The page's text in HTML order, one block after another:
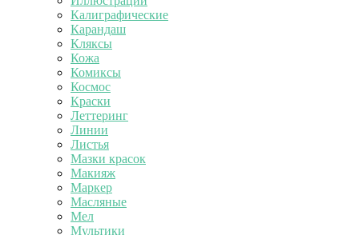
Калиграфические
Карандаш
Кляксы
Кожа
Комиксы
Космос
Краски
Леттеринг
Линии
Листья
Мазки красок
Макияж
Маркер
Масляные
Мел
Мультики